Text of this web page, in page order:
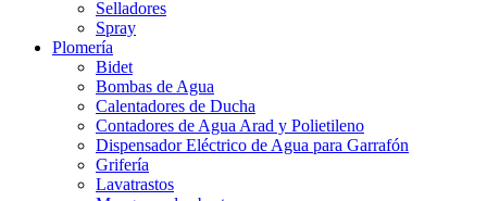
Selladores
Spray
Plomería
Bidet
Bombas de Agua
Calentadores de Ducha
Contadores de Agua Arad y Polietileno
Dispensador Eléctrico de Agua para Garrafón
Grifería
Lavatrastos